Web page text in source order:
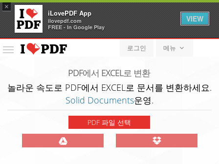
×
iLovePDF App
ilovepdf.com
FREE - In Google Play
VIEW
로그인 메뉴
메
PDF에서 EXCEL로 변환
놀라운 속도로 PDF에서 EXCEL로 문서를 변환하세요.
Solid Documents운영.
PDF 파일 선택